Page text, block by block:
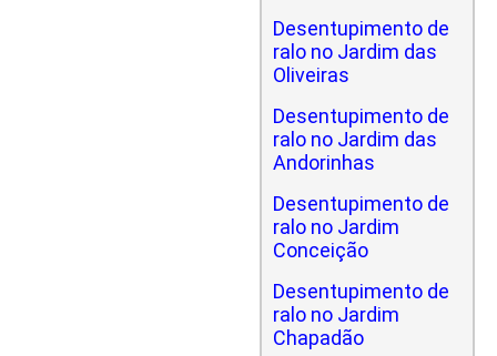
Desentupimento de
ralo no Jardim das
Oliveiras
Desentupimento de
ralo no Jardim das
Andorinhas
Desentupimento de
ralo no Jardim
Conceição
Desentupimento de
ralo no Jardim
Chapadão